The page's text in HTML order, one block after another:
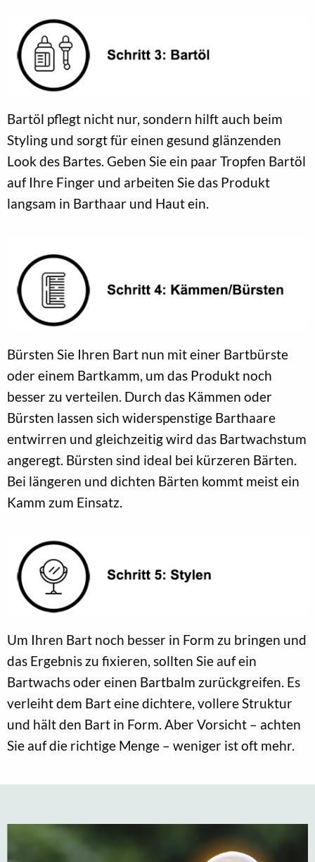
Bartöl pflegt nicht nur, sondern hilft auch beim
Styling und sorgt für einen gesund glänzenden
Look des Bartes. Geben Sie ein paar Tropfen Bartöl
auf Ihre Finger und arbeiten Sie das Produkt
langsam in Barthaar und Haut ein.
Bürsten Sie Ihren Bart nun mit einer Bartbürste
oder einem Bartkamm, um das Produkt noch
besser zu verteilen. Durch das Kämmen oder
Bürsten lassen sich widerspenstige Barthaare
entwirren und gleichzeitig wird das Bartwachstum
angeregt. Bürsten sind ideal bei kürzeren Bärten.
Bei längeren und dichten Bärten kommt meist ein
Kamm zum Einsatz.
Um Ihren Bart noch besser in Form zu bringen und
das Ergebnis zu fixieren, sollten Sie auf ein
Bartwachs oder einen Bartbalm zurückgreifen. Es
verleiht dem Bart eine dichtere, vollere Struktur
und hält den Bart in Form. Aber Vorsicht – achten
Sie auf die richtige Menge – weniger ist oft mehr.